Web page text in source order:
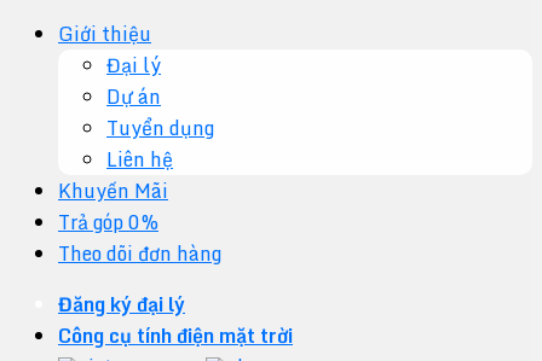
Giới thiệu
Đại lý
Dự án
Tuyển dụng
Liên hệ
Khuyến Mãi
Trả góp 0%
Theo dõi đơn hàng
Đăng ký đại lý
Công cụ tính điện mặt trời